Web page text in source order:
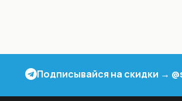
Подписывайся на скидки →